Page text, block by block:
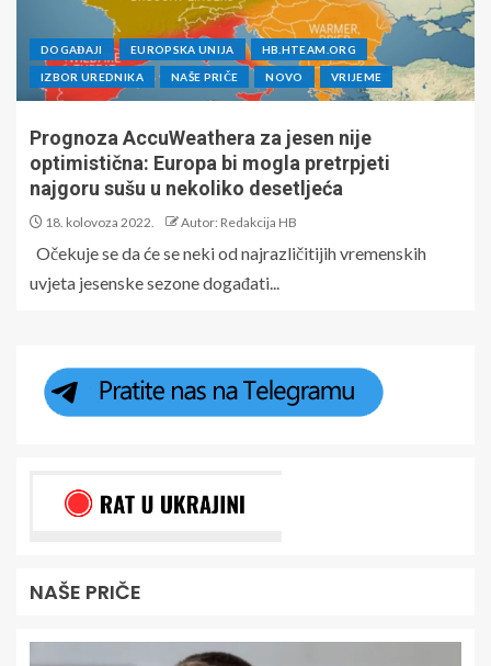
DOGAĐAJI EUROPSKA UNIJA HB.HTEAM.ORG
IZBOR UREDNIKA NAŠE PRIČE NOVO VRIJEME
Prognoza AccuWeathera za jesen nije
optimistična: Europa bi mogla pretrpjeti
najgoru sušu u nekoliko desetljeća
18. kolovoza 2022. Autor: Redakcija HB
Očekuje se da će se neki od najrazličitijih vremenskih
uvjeta jesenske sezone događati...
NAŠE PRIČE